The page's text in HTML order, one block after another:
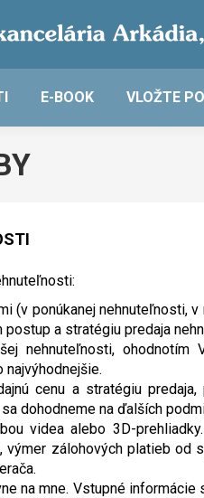
E-BOOK VLOŽTE
(v ponúkanej nehnuteľnosti,
a stratégiu predaja
nehnuteľnosti, ohodnotím
cenu a stratégiu
dohodneme na ďalších
videa alebo 3D-
výmer zálohových platieb od
na mne. Vstupné